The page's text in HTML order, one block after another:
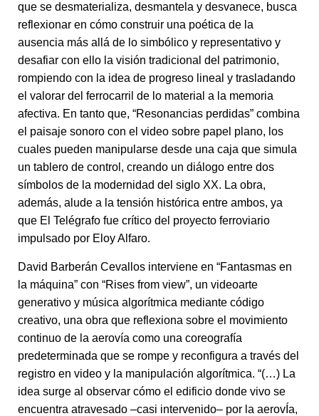
que se desmaterializa, desmantela y desvanece, busca
reflexionar en cómo construir una poética de la
ausencia más allá de lo simbólico y representativo y
desafiar con ello la visión tradicional del patrimonio,
rompiendo con la idea de progreso lineal y trasladando
el valorar del ferrocarril de lo material a la memoria
afectiva. En tanto que, “Resonancias perdidas” combina
el paisaje sonoro con el video sobre papel plano, los
cuales pueden manipularse desde una caja que simula
un tablero de control, creando un diálogo entre dos
símbolos de la modernidad del siglo XX. La obra,
además, alude a la tensión histórica entre ambos, ya
que El Telégrafo fue crítico del proyecto ferroviario
impulsado por Eloy Alfaro.
David Barberán Cevallos interviene en “Fantasmas en
la máquina” con “Rises from view”, un videoarte
generativo y música algorítmica mediante código
creativo, una obra que reflexiona sobre el movimiento
continuo de la aerovía como una coreografía
predeterminada que se rompe y reconfigura a través del
registro en video y la manipulación algorítmica. “(…) La
idea surge al observar cómo el edificio donde vivo se
encuentra atravesado –casi intervenido– por la aerovÍa,